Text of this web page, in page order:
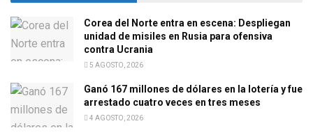
Corea del Norte entra en escena: Despliegan
unidad de misiles en Rusia para ofensiva
contra Ucrania
5 AGOSTO, 2026
Ganó 167 millones de dólares en la lotería y fue
arrestado cuatro veces en tres meses
4 AGOSTO, 2026